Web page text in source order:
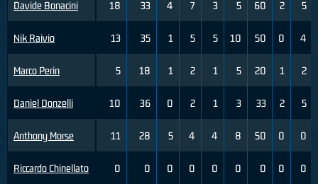
Davide Bonacini
Nik Raivio
Marco Perin
Daniel Donzelli
Anthony Morse
Riccardo Chinellato
18 33 4 7 3 5 60 2 5
13 35 1 5 5 10 50 0 4
5 18 1 2 1 5 20 1 2
10 36 0 2 1 3 33 2 5
11 28 5 4 4 8 50 0 0
0 0 0 0 0 0 0 0 0